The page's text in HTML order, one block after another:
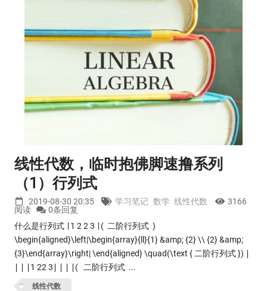
线性代数，临时抱佛脚速撸系列
（1）行列式
2019-08-30 20:35 学习笔记 数学 线性代数
3166
阅读
0条回复
什么是行列式 ∣ 1 2 2 3 ∣ ( 二阶行列式 )
\begin{aligned}\left|\begin{array}{ll}{1} &amp; {2} \\ {2} &amp;
{3}\end{array}\right| \end{aligned} \quad(\text { 二阶行列式 }) ∣
∣ ∣ ∣ ​ 1 2 ​ 2 3 ​ ∣ ∣ ∣ ∣ ​ ​ ( 二阶行列式 ...
线性代数